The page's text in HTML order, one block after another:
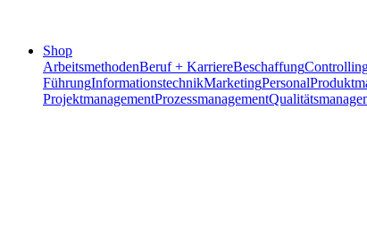
Shop
ArbeitsmethodenBeruf + KarriereBeschaffung
FührungInformationstechnikMarketingPersonal
ProjektmanagementProzessmanagement